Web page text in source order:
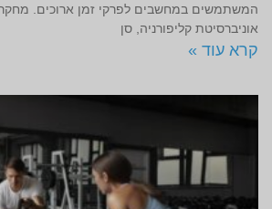
המשתמשים במחשבים לפרקי זמן ארוכים.
אוניברסיטת קליפורניה, סן
קרא עוד »